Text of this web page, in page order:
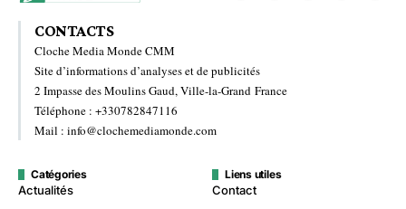
CONTACTS
Cloche Media Monde CMM
Site d’informations d’analyses et de publicités
2 Impasse des Moulins Gaud, Ville-la-Grand France
Téléphone : +330782847116
Mail : info@clochemediamonde.com
Catégories
Actualités
Liens utiles
Contact